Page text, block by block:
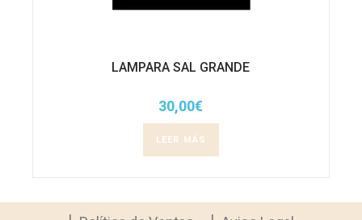
LAMPARA SAL GRANDE
30,00€
LEER MÁS